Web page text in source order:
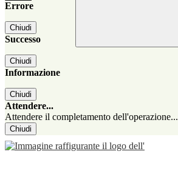
Errore
Chiudi
Successo
Chiudi
Informazione
Chiudi
Attendere...
Attendere il completamento dell'operazione...
Chiudi